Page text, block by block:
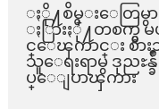
ႏို႔စိမ္းေတြမွာ
ႏြားႏို႔တစက္မွ မ
င္ေၾကာင္း စာ
သူေရးရာမွ ဒုညႊန္ခ်ဳ
ပ္ေျပာၾကား